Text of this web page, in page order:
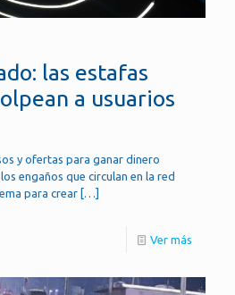
las estafas
a usuarios
y ofertas para ganar dinero
engaños que circulan en la red
para crear […]
Ver más